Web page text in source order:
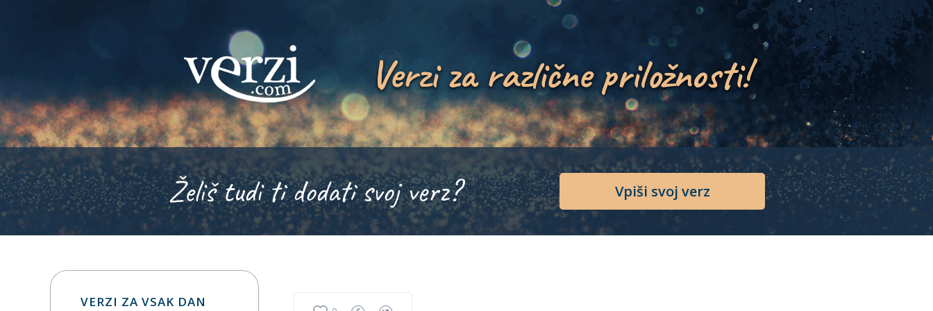
Verzi za različne priložnosti!
Želiš tudi ti dodati svoj verz? Vpiši svoj verz
VERZI ZA VSAK DAN